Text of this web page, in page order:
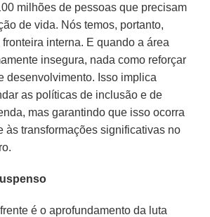
milhões de pessoas que precisam
de vida. Nós temos, portanto,
interna. E quando a área
insegura, nada como reforçar
desenvolvimento. Isso implica
as políticas de inclusão e de
mas garantindo que isso ocorra
às transformações significativas no
é o aprofundamento da luta